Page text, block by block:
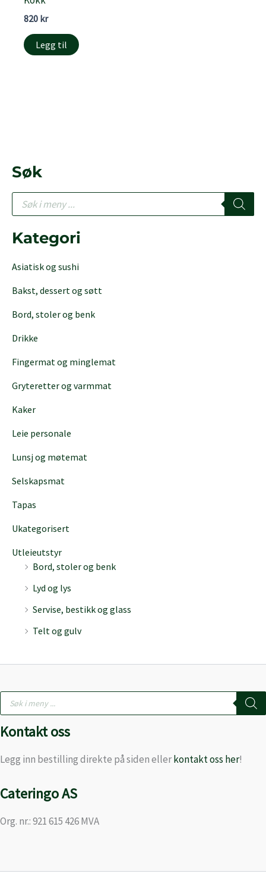
Søk
d
u
t
s
a
c
Kategori
Asiatisk og sushi
Bakst, dessert og søtt
Bord, stoler og benk
Drikke
Fingermat og minglemat
Gryteretter og varmmat
Kaker
Leie personale
Lunsj og møtemat
Selskapsmat
Tapas
Ukategorisert
Utleieutstyr
Bord, stoler og benk
Lyd og lys
Servise, bestikk og glass
Telt og gulv
820 kr
Legg til
search
Kontakt oss
Legg inn bestilling direkte på siden ellerkontakt oss her!
Cateringo AS
Org. nr.: 921 615 426 MVA